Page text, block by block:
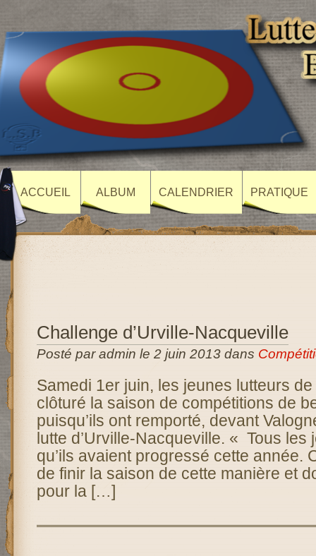
ACCUEIL ALBUM CALENDRIER PRATIQUE
Challenge d’Urville-Nacqueville
Posté par admin le 2 juin 2013 dans
Samedi 1er juin, les jeunes lutteurs
clôturé la saison de compétitions de
puisqu’ils ont remporté, devant
lutte d’Urville-Nacqueville. « Tous les
qu’ils avaient progressé cette année.
de finir la saison de cette manière et
pour la […]